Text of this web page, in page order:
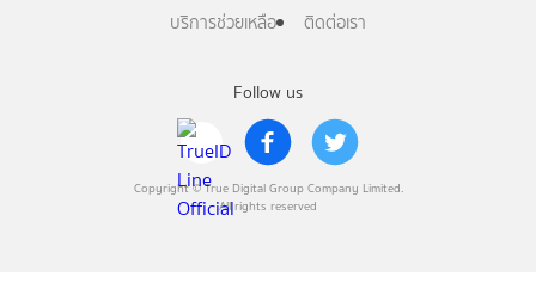
Follow us
Copyright © True Digital Group Company Limited.
All rights reserved
บริการช่วยเหลือ
ติดต่อเรา